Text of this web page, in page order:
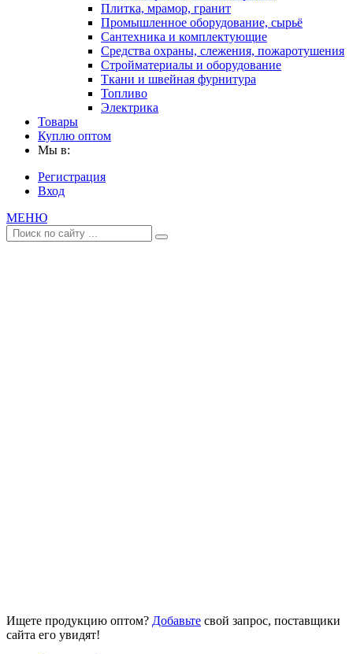
Плитка, мрамор, гранит
Промышленное оборудование, сырьё
Сантехника и комплектующие
Средства охраны, слежения, пожаротушения
Стройматериалы и оборудование
Ткани и швейная фурнитура
Топливо
Электрика
Товары
Куплю оптом
Мы в:
Регистрация
Вход
МЕНЮ
Ищете продукцию оптом? Добавьте свой запрос, поставщики
сайта его увидят!